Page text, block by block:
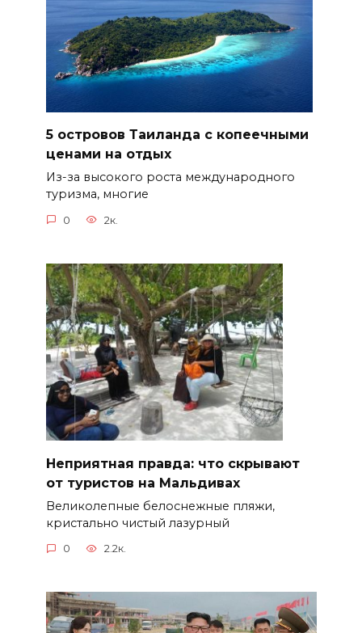
5 островов Таиланда с копеечными
ценами на отдых
Из-за высокого роста международного
туризма, многие
0 2к.
Неприятная правда: что скрывают
от туристов на Мальдивах
Великолепные белоснежные пляжи,
кристально чистый лазурный
0 2.2к.